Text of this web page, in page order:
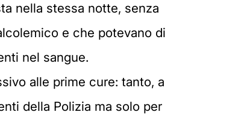
nella stessa notte, senza
e che potevano di
nel sangue.
alle prime cure: tanto, a
della Polizia ma solo per